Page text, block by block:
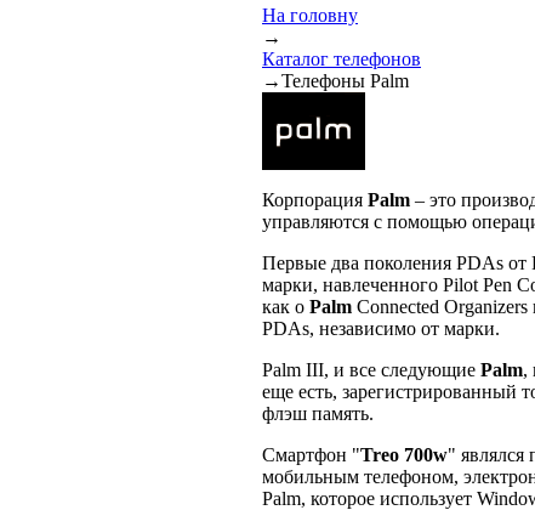
На головну
→
Каталог телефонов
→Телефоны Palm
Корпорация Pаlm – это
управляются с помощью
Первые два поколения PDAs от
марки, навлеченного Pilot Pen
как о Palm Connected
PDAs, независимо от марки.
Pаlm III, и все следующие Pаlm,
еще есть, зарегистрированный
флэш память.
Смартфон "Treo 700w" являлся
мобильным телефоном,
Pаlm, которое использует